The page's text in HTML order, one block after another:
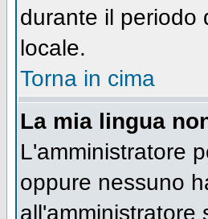
durante il periodo
locale.
Torna in cima
La mia lingua
L'amministratore
oppure nessuno